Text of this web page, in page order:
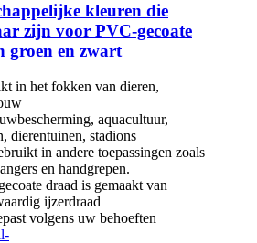
kleuren die
zijn voor PVC-gecoate
groen en zwart
in het fokken van dieren,
aquacultuur,
dierentuinen, stadions
in andere toepassingen zoals
en handgrepen.
draad is gemaakt van
ijzerdraad
volgens uw behoeften